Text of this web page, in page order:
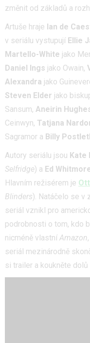
změnit od základů a
Artuše hraje Ian de
v seriálu vystupují Ellie
Martello-White jako
Daniel Ings jako Owain,
Alexandra jako
Steven Elder jako
Sansum, Aneirin
Ceinwyn, Tatjana
Sagramor a Billy
Autory seriálu jsou Kate
Selfridge) a Ed
Hlavním režisérem je
Blinders). Natáčelo se v
seriál vznikl pro
podrobnosti o tom, kdo
nicméně vlastní Amazon
seriál mezinárodně
si trailer a koukněte